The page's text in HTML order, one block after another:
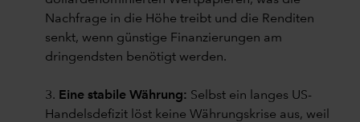
Nachfrage in die Höhe treibt und die Renditen
senkt, wenn günstige Finanzierungen am
dringendsten benötigt werden.
3. Eine stabile Währung: Selbst ein langes US-
Handelsdefizit löst keine Währungskrise aus, weil